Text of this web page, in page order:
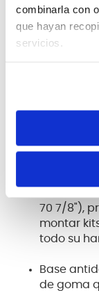
combinarla con
que hayan
servicios.
diversos
distintivo
70 7/8"),
montar
todo su
Base
de goma